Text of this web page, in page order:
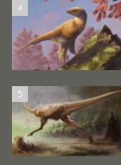
4
5